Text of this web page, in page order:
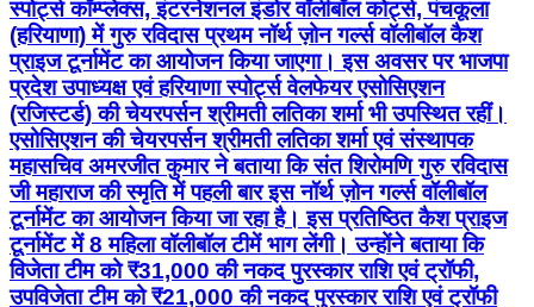
स्पोर्ट्स कॉम्प्लेक्स, इंटरनेशनल इंडोर वॉलीबॉल कोर्ट्स, पंचकूला
(हरियाणा) में गुरु रविदास प्रथम नॉर्थ ज़ोन गर्ल्स वॉलीबॉल कैश
प्राइज टूर्नामेंट का आयोजन किया जाएगा। इस अवसर पर भाजपा
प्रदेश उपाध्यक्ष एवं हरियाणा स्पोर्ट्स वेलफेयर एसोसिएशन
(रजिस्टर्ड) की चेयरपर्सन श्रीमती लतिका शर्मा भी उपस्थित रहीं।
एसोसिएशन की चेयरपर्सन श्रीमती लतिका शर्मा एवं संस्थापक
महासचिव अमरजीत कुमार ने बताया कि संत शिरोमणि गुरु रविदास
जी महाराज की स्मृति में पहली बार इस नॉर्थ ज़ोन गर्ल्स वॉलीबॉल
टूर्नामेंट का आयोजन किया जा रहा है। इस प्रतिष्ठित कैश प्राइज
टूर्नामेंट में 8 महिला वॉलीबॉल टीमें भाग लेंगी। उन्होंने बताया कि
विजेता टीम को ₹31,000 की नकद पुरस्कार राशि एवं ट्रॉफी,
उपविजेता टीम को ₹21,000 की नकद पुरस्कार राशि एवं ट्रॉफी